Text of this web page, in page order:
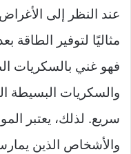
عند النظر إلى
مثاليًا لتوفير الطاقة
فهو غني بالسكريات
والسكريات البسيطة
سريع. لذلك، يعتبر
والأشخاص الذين